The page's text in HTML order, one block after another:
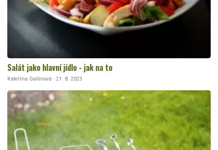
Salát jako hlavní jídlo - jak na to
Kateřina Gallinová · 21. 8. 2023